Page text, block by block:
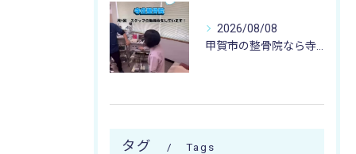
2026/08/08
甲賀市の整骨院なら寺庄整骨院へ🚴🏻‍♂️
タグ Tags